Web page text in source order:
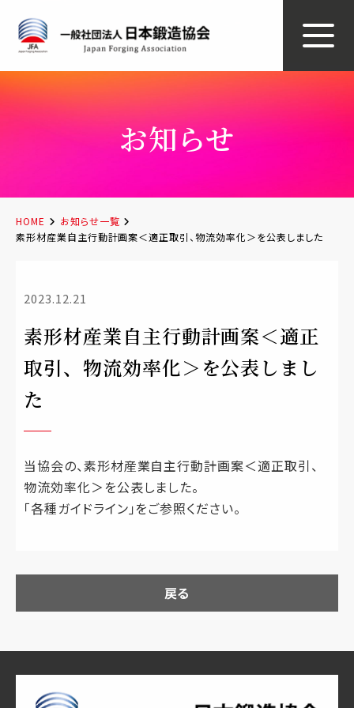
お知らせ
HOME
お知らせ一覧
素形材産業自主行動計画案＜適正取引、物流効率化＞を公表しました
2023.12.21
素形材産業自主行動計画案＜適正
取引、物流効率化＞を公表しまし
た
当協会の、素形材産業自主行動計画案＜適正取引、
物流効率化＞を公表しました。
｢各種ガイドライン｣をご参照ください。
戻る